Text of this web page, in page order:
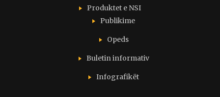
Produktet e NSI
Publikime
Opeds
Buletin informativ
Infografikët